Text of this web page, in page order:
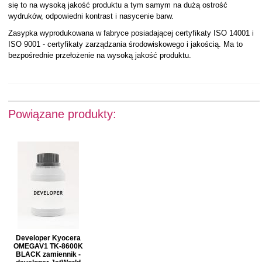
się to na wysoką jakość produktu a tym samym na dużą ostrość
wydruków, odpowiedni kontrast i nasycenie barw.
Zasypka wyprodukowana w fabryce posiadającej certyfikaty ISO 14001 i
ISO 9001 - certyfikaty zarządzania środowiskowego i jakością. Ma to
bezpośrednie przełożenie na wysoką jakość produktu.
Powiązane produkty:
Developer Kyocera
OMEGAV1 TK-8600K
BLACK zamiennik -